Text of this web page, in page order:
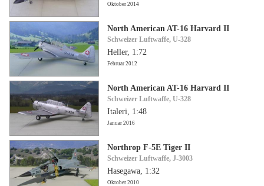
Oktober 2014
North American AT-16 Harvard II
Schweizer Luftwaffe, U-328
Heller, 1:72
Februar 2012
North American AT-16 Harvard II
Schweizer Luftwaffe, U-328
Italeri, 1:48
Januar 2016
Northrop F-5E Tiger II
Schweizer Luftwaffe, J-3003
Hasegawa, 1:32
Oktober 2010